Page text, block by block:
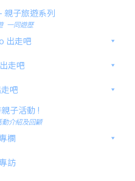
親子旅遊系列
一同遊歷
出走吧
走吧
吧
子活動 !
介紹及回顧
欄
訪